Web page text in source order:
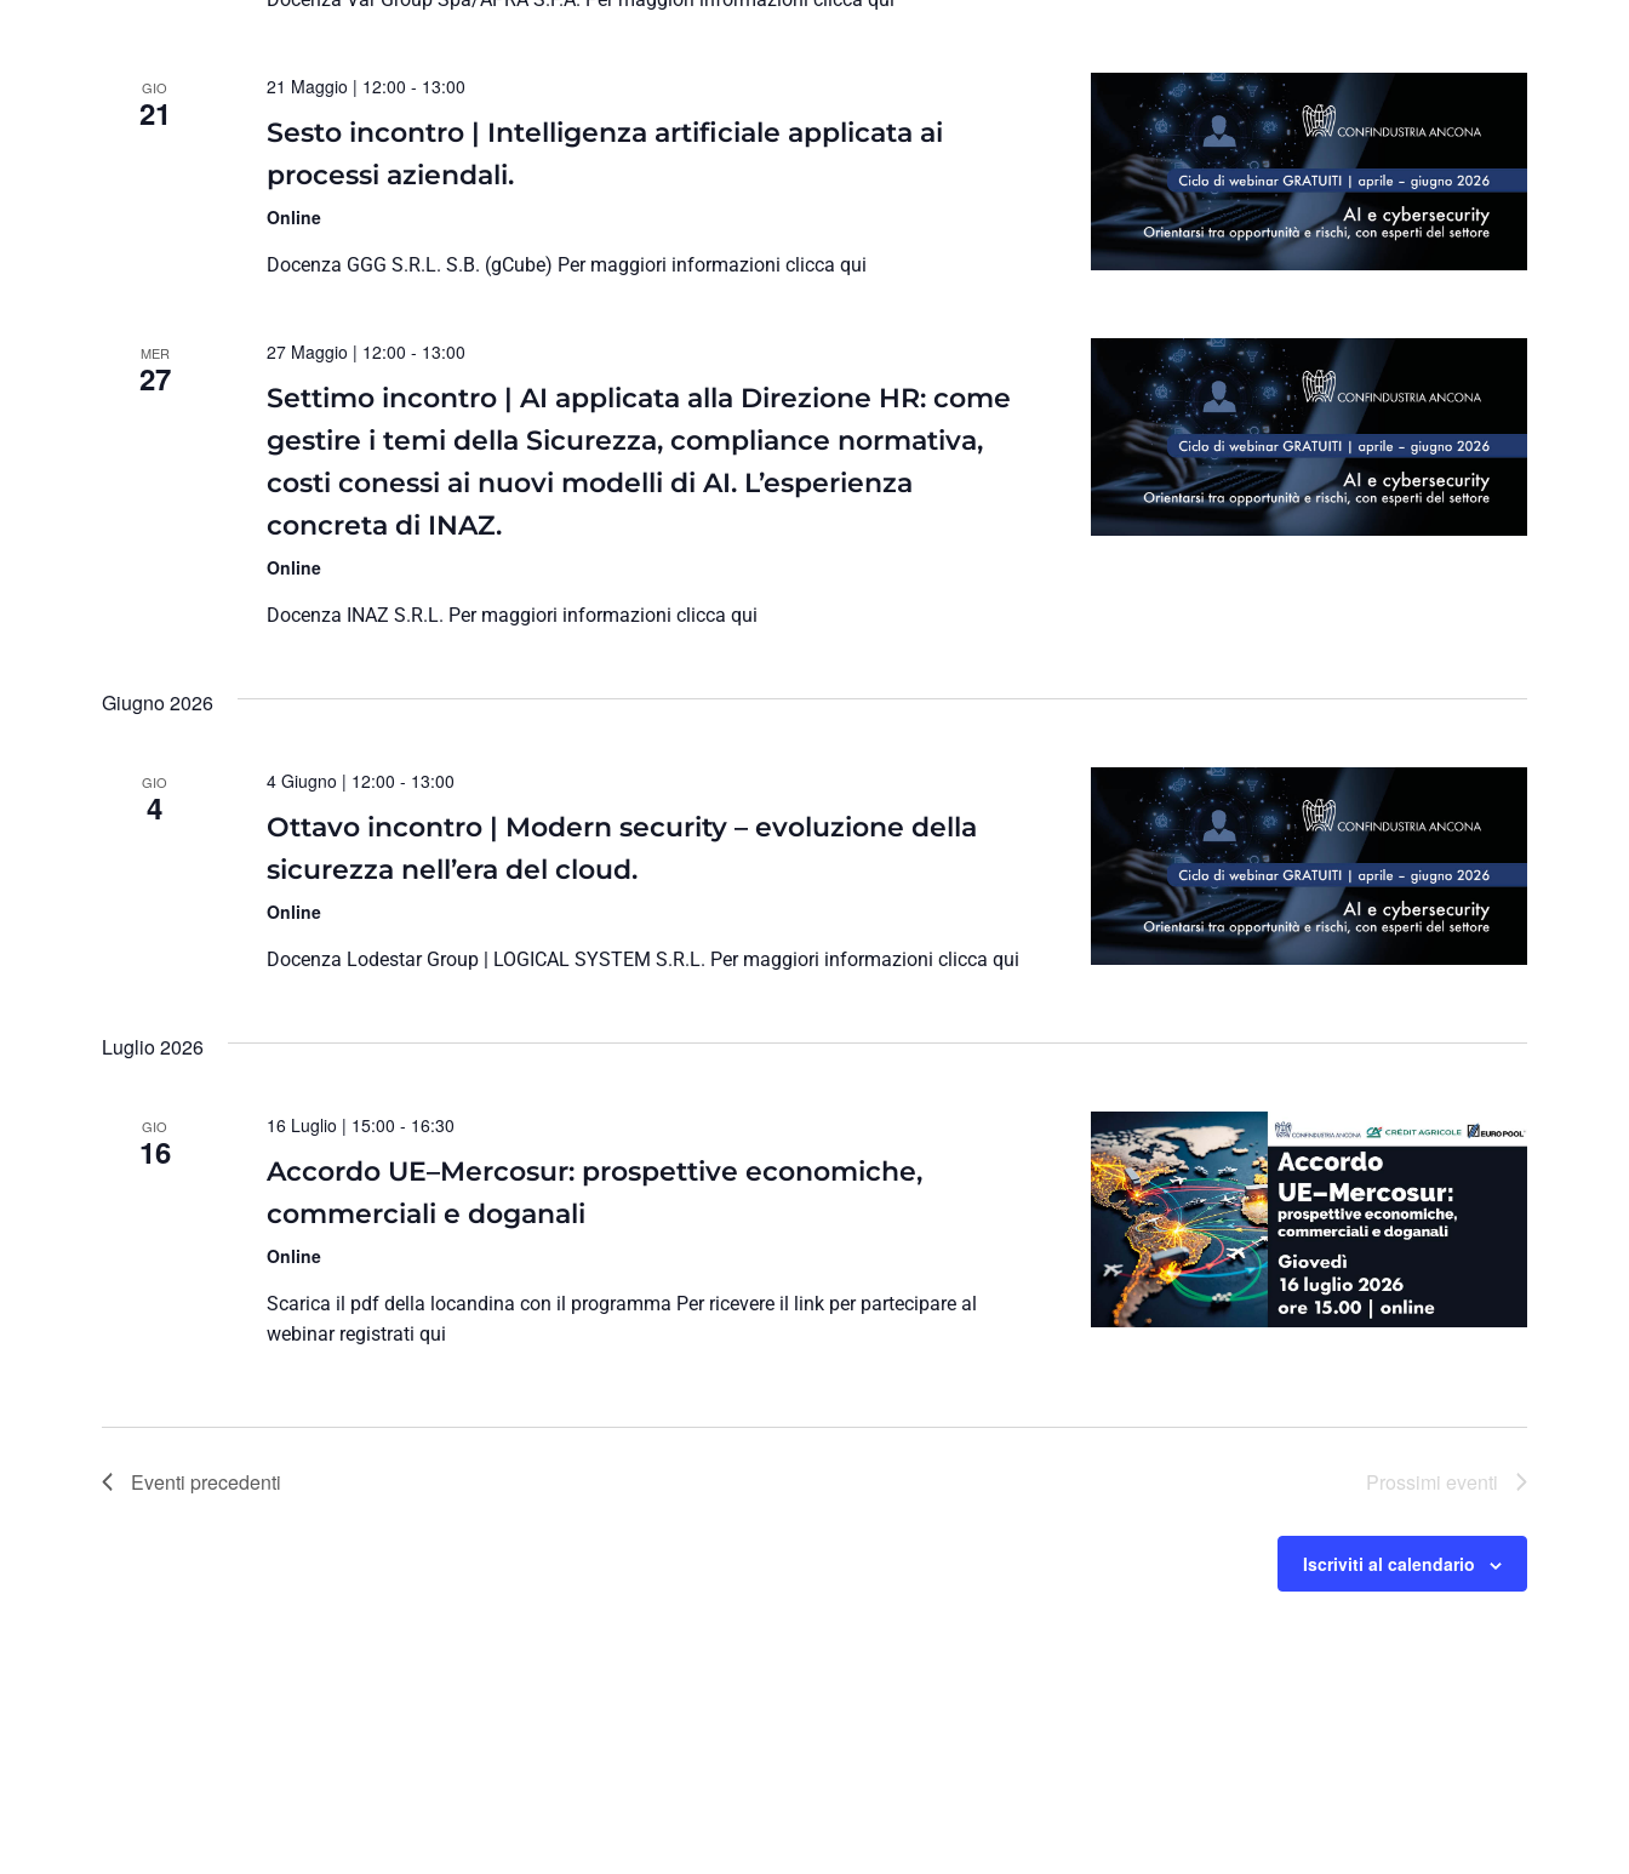
GIO
21
21 Maggio | 12:00 - 13:00
Sesto incontro | Intelligenza artificiale applicata ai
processi aziendali.
Online
Docenza GGG S.R.L. S.B. (gCube) Per maggiori informazioni clicca qui
MER
27
27 Maggio | 12:00 - 13:00
Settimo incontro | AI applicata alla Direzione HR: come
gestire i temi della Sicurezza, compliance normativa,
costi conessi ai nuovi modelli di AI. L’esperienza
concreta di INAZ.
Online
Docenza INAZ S.R.L. Per maggiori informazioni clicca qui
Giugno 2026
GIO
4
4 Giugno | 12:00 - 13:00
Ottavo incontro | Modern security – evoluzione della
sicurezza nell’era del cloud.
Online
Docenza Lodestar Group | LOGICAL SYSTEM S.R.L. Per maggiori informazioni clicca qui
Luglio 2026
GIO
16
16 Luglio | 15:00 - 16:30
Accordo UE–Mercosur: prospettive economiche,
commerciali e doganali
Online
Scarica il pdf della locandina con il programma Per ricevere il link per partecipare al
webinar registrati qui
Eventi precedenti Prossimi eventi
Iscriviti al calendario